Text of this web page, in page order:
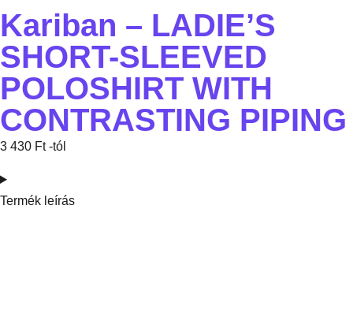
Kariban – LADIE’S
SHORT-SLEEVED
POLOSHIRT WITH
CONTRASTING PIPING
3 430 Ft-tól
Termék leírás